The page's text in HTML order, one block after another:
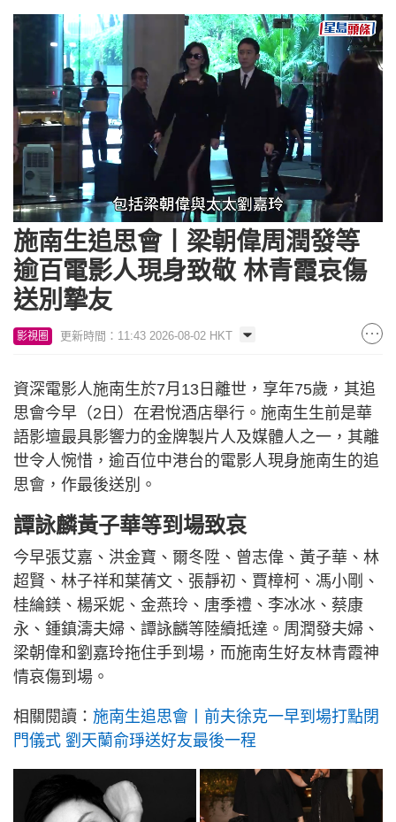
Unmute Loaded:
44.78%
施南生追思會丨梁朝偉周潤發等
逾百電影人現身致敬 林青霞哀傷
送別摯友
影視圈 更新時間：11:43 2026-08-02 HKT
資深電影人施南生於7月13日離世，享年75歲，其追
思會今早（2日）在君悅酒店舉行。施南生生前是華
語影壇最具影響力的金牌製片人及媒體人之一，其離
世令人惋惜，逾百位中港台的電影人現身施南生的追
思會，作最後送別。
譚詠麟黃子華等到場致哀
今早張艾嘉、洪金寶、爾冬陞、曾志偉、黃子華、林
超賢、林子祥和葉蒨文、張靜初、賈樟柯、馮小剛、
桂綸鎂、楊采妮、金燕玲、唐季禮、李冰冰、蔡康
永、鍾鎮濤夫婦、譚詠麟等陸續抵達。周潤發夫婦、
梁朝偉和劉嘉玲拖住手到場，而施南生好友林青霞神
情哀傷到場。
相關閱讀： 施南生追思會丨前夫徐克一早到場打點閉
門儀式 劉天蘭俞琤送好友最後一程